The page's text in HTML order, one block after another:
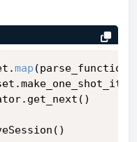
map (parse_function)